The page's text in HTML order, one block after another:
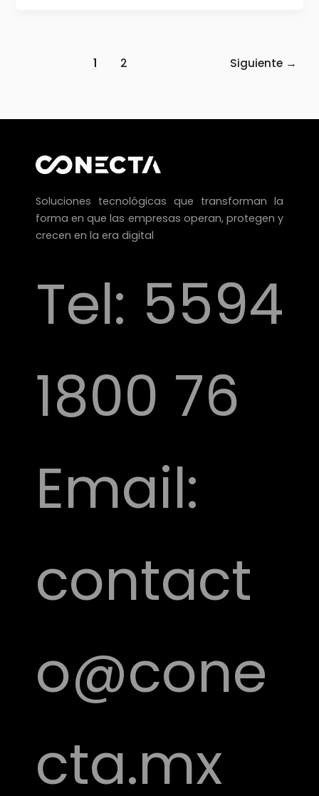
1 2 Siguiente →
Soluciones tecnológicas que transforman la
forma en que las empresas operan, protegen y
crecen en la era digital
Tel: 5594
1800 76
Email:
contact
o@cone
cta.mx